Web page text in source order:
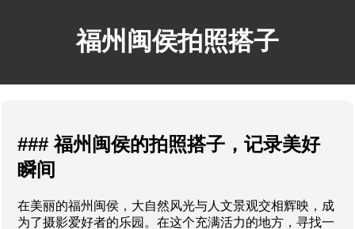
福州闽侯拍照搭子
### 福州闽侯的拍照搭子，记录美好
瞬间
在美丽的福州闽侯，大自然风光与人文景观交相辉映，成
为了摄影爱好者的乐园。在这个充满活力的地方，寻找一